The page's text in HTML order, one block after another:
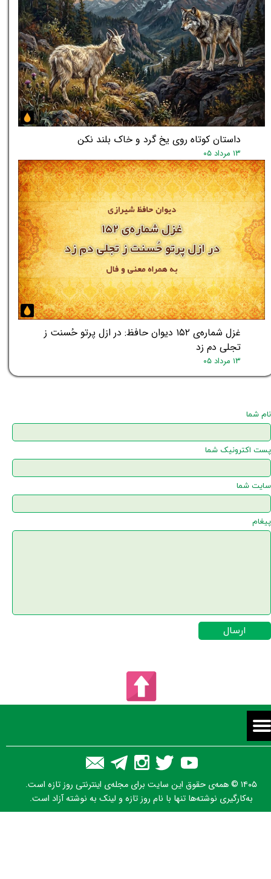
★★ داستان کوتاه روی یخ گرد و خاک بلند نکن
۱۳ مرداد ۰۵
غزل شماره‌ی ۱۵۲ دیوان حافظ: در ازل پرتو حُسنت ز
تجلی دم زد
۱۳ مرداد ۰۵
نام شما
پست اکترونیک شما
سایت شما
پیغام
ارسال
۱۴۰۵ © همه‌ی حقوق این سایت برای مجله‌ی اینترنتی روز تازه است.
به‌کارگیری نوشته‌ها تنها با نام روز تازه و لینک به نوشته آزاد است.